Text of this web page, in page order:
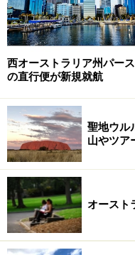
西オーストラリア州パー
の直行便が新規就航
聖地ウル
山やツア
オースト